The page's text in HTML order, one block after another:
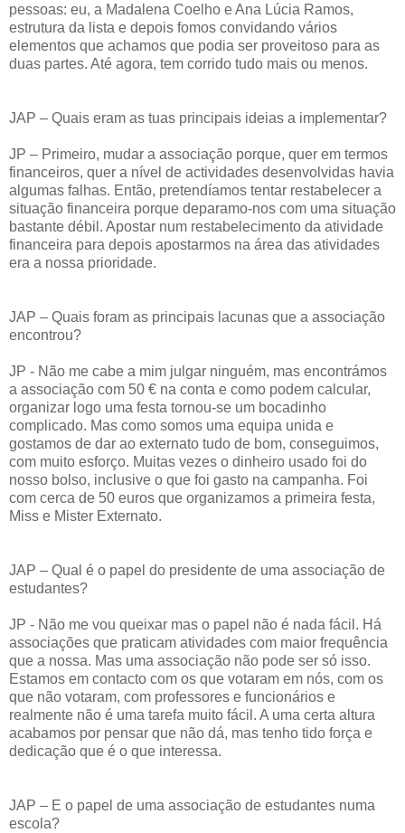
pessoas: eu, a Madalena Coelho e Ana Lúcia Ramos,
estrutura da lista e depois fomos convidando vários
elementos que achamos que podia ser proveitoso para as
duas partes. Até agora, tem corrido tudo mais ou menos.
JAP – Quais eram as tuas principais ideias a implementar?
JP – Primeiro, mudar a associação porque, quer em termos
financeiros, quer a nível de actividades desenvolvidas havia
algumas falhas. Então, pretendíamos tentar restabelecer a
situação financeira porque deparamo-nos com uma situação
bastante débil. Apostar num restabelecimento da atividade
financeira para depois apostarmos na área das atividades
era a nossa prioridade.
JAP – Quais foram as principais lacunas que a associação
encontrou?
JP - Não me cabe a mim julgar ninguém, mas encontrámos
a associação com 50 € na conta e como podem calcular,
organizar logo uma festa tornou-se um bocadinho
complicado. Mas como somos uma equipa unida e
gostamos de dar ao externato tudo de bom, conseguimos,
com muito esforço. Muitas vezes o dinheiro usado foi do
nosso bolso, inclusive o que foi gasto na campanha. Foi
com cerca de 50 euros que organizamos a primeira festa,
Miss e Mister Externato.
JAP – Qual é o papel do presidente de uma associação de
estudantes?
JP - Não me vou queixar mas o papel não é nada fácil. Há
associações que praticam atividades com maior frequência
que a nossa. Mas uma associação não pode ser só isso.
Estamos em contacto com os que votaram em nós, com os
que não votaram, com professores e funcionários e
realmente não é uma tarefa muito fácil. A uma certa altura
acabamos por pensar que não dá, mas tenho tido força e
dedicação que é o que interessa.
JAP – E o papel de uma associação de estudantes numa
escola?